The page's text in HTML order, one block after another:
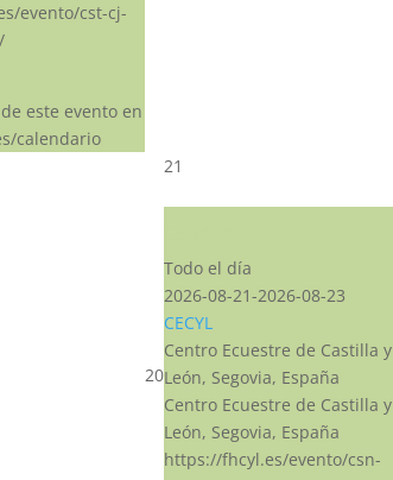
evento/cst-cj-
este evento en
calendario
20
21
Todo el día
2026-08-21-2026-08-23
CECYL
Centro Ecuestre de Castilla y
León, Segovia, España
Centro Ecuestre de Castilla y
León, Segovia, España
https://fhcyl.es/evento/csn-